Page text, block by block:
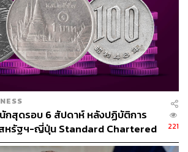
487
ABOUT THE AUTHOR
นักสุดรอบ 6 สัปดาห์ หลังปฏิบัติการ
หรัฐฯ-ญี่ปุ่น Standard Chartered
ต่อแตะ 32.50 บาทต่อดอลลาร์
221